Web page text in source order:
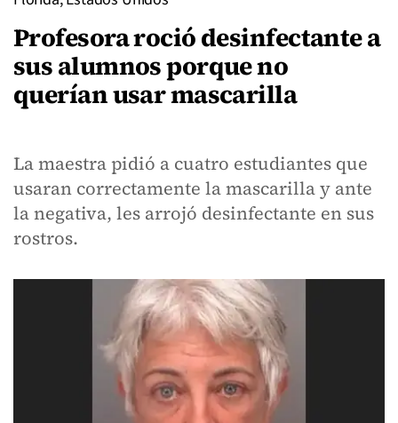
Profesora roció desinfectante a
sus alumnos porque no
querían usar mascarilla
La maestra pidió a cuatro estudiantes que
usaran correctamente la mascarilla y ante
la negativa, les arrojó desinfectante en sus
rostros.